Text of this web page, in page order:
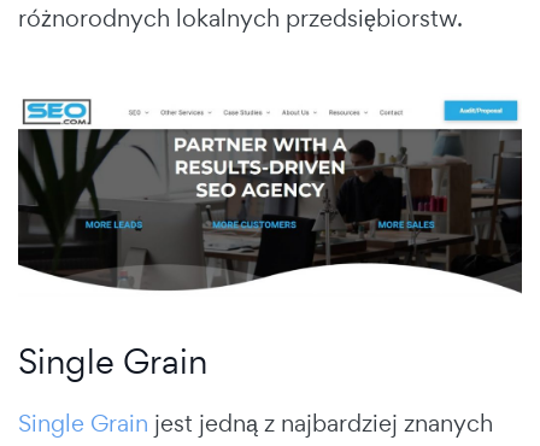
różnorodnych lokalnych przedsiębiorstw.
Single Grain
Single Grain jest jedną z najbardziej znanych